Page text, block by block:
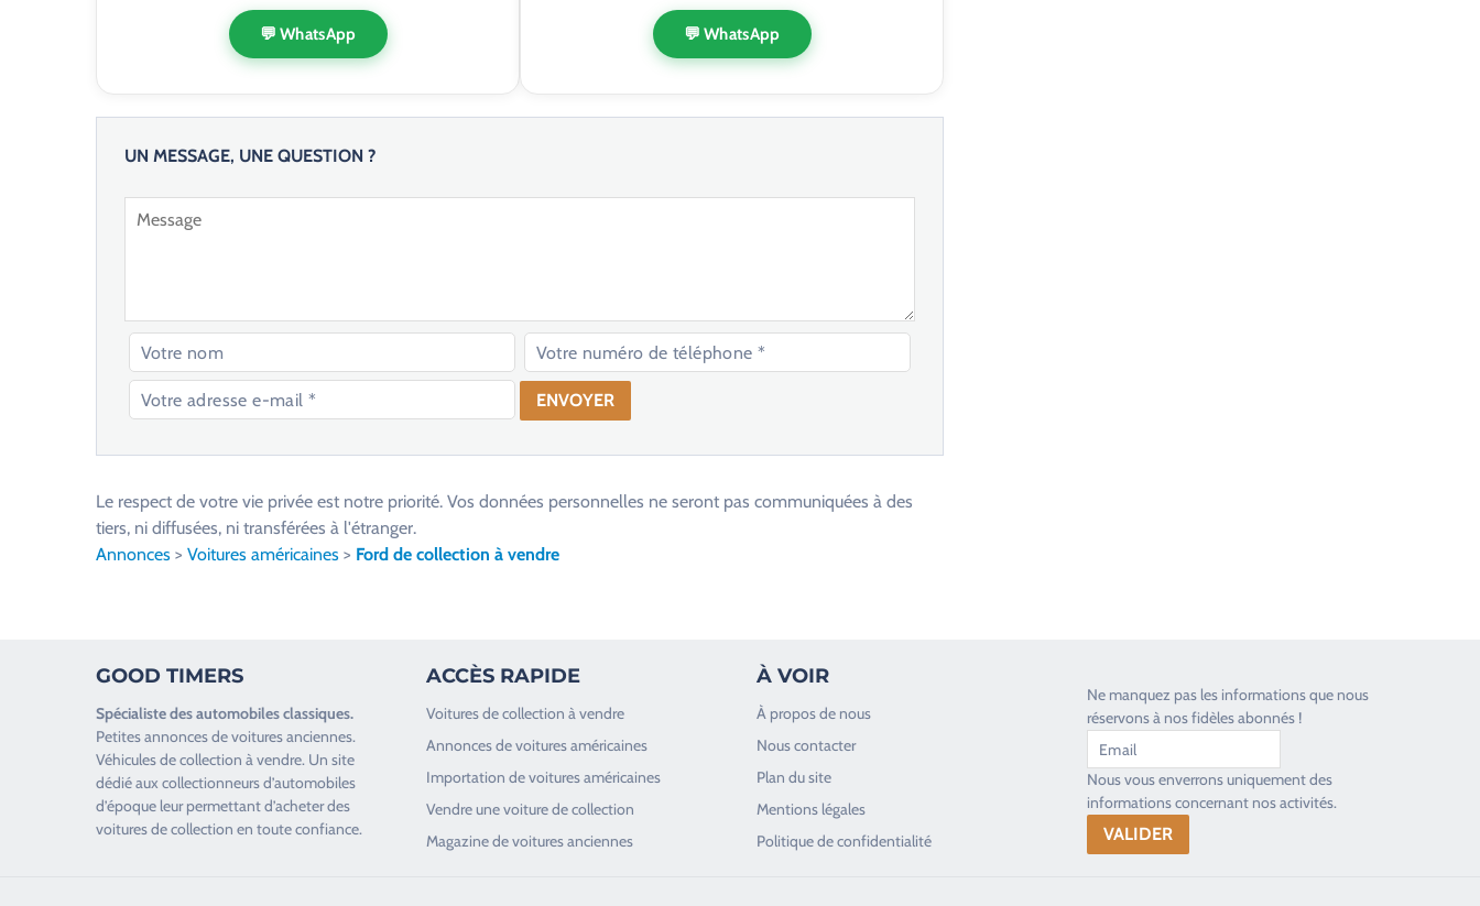
💬 WhatsApp 💬 WhatsApp
UN MESSAGE, UNE QUESTION ?
l
a
s
e
r
c
Le respect de votre vie privée est notre priorité. Vos données personnelles ne seront pas communiquées à des
tiers, ni diffusées, ni transférées à l'étranger.
Annonces > Voitures américaines > Ford de collection à vendre
GOOD TIMERS
Spécialiste desautomobiles classiques.
Petites annonces devoitures anciennes.
Véhicules de collection à vendre. Un site
dédié aux collectionneurs d’automobiles
d’époque leur permettant d’acheter des
voitures de collection en toute confiance.
ACCÈS RAPIDE
Voitures de collection à vendre
Annonces de voitures américaines
Importation de voitures américaines
Vendre une voiture de collection
Magazine de voitures anciennes
À VOIR
À propos de nous
Nous contacter
Plan du site
Mentions légales
Politique de confidentialité
Ne manquez pas les informations que nous
réservons à nos fidèles abonnés !
Nous vous enverrons uniquement des
informations concernant nos activités.